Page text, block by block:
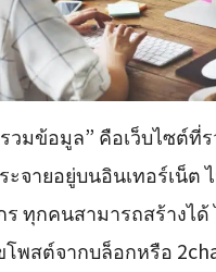
วมข้อมูล” คือเว็บไซต์ที่
จายอยู่บนอินเทอร์เน็ต
ทุกคนสามารถสร้างได้
โพสต์จากบล็อกหรือ